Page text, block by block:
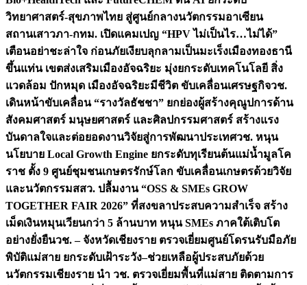
วิทยาศาสตร์-สุขภาพไทย สู่ศูนย์กลางนวัตกรรมอาเซียน
สถานเสาวภา-กทม. เปิดแคมเปญ “HPV ไม่เป็นไร…ไม่ได้”
เตือนอย่าชะล่าใจ ก่อนภัยเงียบลุกลามเป็นมะเร็งเมืองทองธานี
ขึ้นแท่น เขตส่งเสริมเมืองอัจฉริยะ มุ่งยกระดับเทคโนโลยี สิ่ง
แวดล้อม ปักหมุด เมืองอัจฉริยะมีชีวิต ขับเคลื่อนเศรษฐกิจวช.
เดินหน้าขับเคลื่อน “รางวัลธัชชา” ยกย่องผู้สร้างคุณูปการด้าน
สังคมศาสตร์ มนุษยศาสตร์ และศิลปกรรมศาสตร์ สร้างแรง
บันดาลใจและต่อยอดงานวิจัยสู่การพัฒนาประเทศวช. หนุน
นโยบาย Local Growth Engine ยกระดับทุเรียนต้นแม่น้ำมูลโค
ราช ตั้ง 9 ศูนย์ชุมชนเกษตรรักษ์โลก ขับเคลื่อนเกษตรด้วยวิจัย
และนวัตกรรมสสว. ปลื้มงาน “OSS & SMEs GROW
TOGETHER FAIR 2026” ที่สงขลาประสบความสำเร็จ สร้าง
เม็ดเงินหมุนเวียนกว่า 5 ล้านบาท หนุน SMEs ภาคใต้เติบโต
อย่างยั่งยืนวช. – จังหวัดเชียงราย ตรวจเยี่ยมศูนย์โดรนรับมือภัย
พิบัติแม่สาย ยกระดับเฝ้าระวัง–ช่วยเหลือผู้ประสบภัยด้วย
นวัตกรรมเชียงราย นำ วช. ตรวจเยี่ยมพื้นที่แม่สาย ติดตามการ